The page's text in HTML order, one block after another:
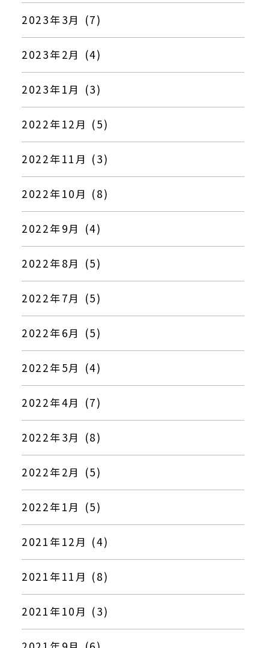
2023年3月 (7)
2023年2月 (4)
2023年1月 (3)
2022年12月 (5)
2022年11月 (3)
2022年10月 (8)
2022年9月 (4)
2022年8月 (5)
2022年7月 (5)
2022年6月 (5)
2022年5月 (4)
2022年4月 (7)
2022年3月 (8)
2022年2月 (5)
2022年1月 (5)
2021年12月 (4)
2021年11月 (8)
2021年10月 (3)